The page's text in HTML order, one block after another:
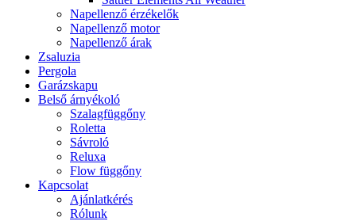
Napellenző érzékelők
Napellenző motor
Napellenző árak
Zsaluzia
Pergola
Garázskapu
Belső árnyékoló
Szalagfüggőny
Roletta
Sávroló
Reluxa
Flow függőny
Kapcsolat
Ajánlatkérés
Rólunk